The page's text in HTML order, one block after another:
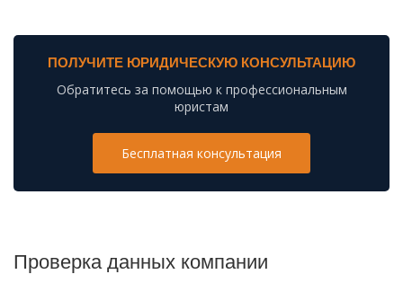
ПОЛУЧИТЕ ЮРИДИЧЕСКУЮ КОНСУЛЬТАЦИЮ
Обратитесь за помощью к профессиональным
юристам
Бесплатная консультация
Проверка данных компании